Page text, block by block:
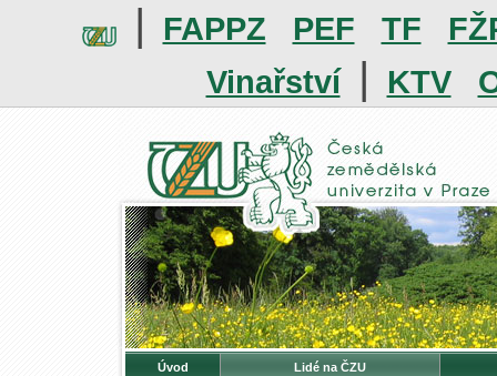
| FAPPZ PEF TF
Vinařství | KTV
Úvod Lidé na ČZU